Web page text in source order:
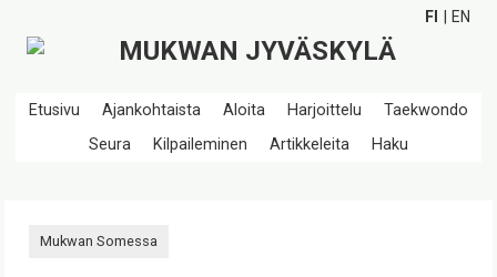
FI EN
Etusivu Ajankohtaista Aloita Harjoittelu
Taekwondo
Seura
Kilpaileminen Artikkeleita Haku
Mukwan Somessa